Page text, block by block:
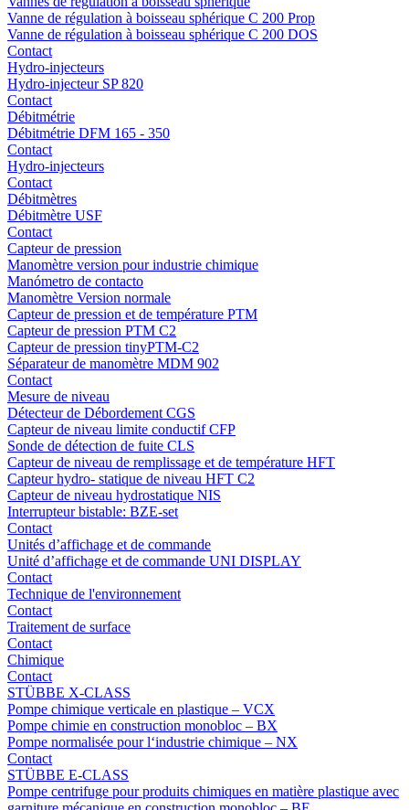
Vanne de régulation à boisseau sphérique C 200 Prop
Vanne de régulation à boisseau sphérique C 200 DOS
Contact
Hydro-injecteurs
Hydro-injecteur SP 820
Contact
Débitmétrie
Débitmétrie DFM 165 - 350
Contact
Hydro-injecteurs
Contact
Débitmètres
Débitmètre USF
Contact
Capteur de pression
Manomètre version pour industrie chimique
Manómetro de contacto
Manomètre Version normale
Capteur de pression et de température PTM
Capteur de pression PTM C2
Capteur de pression tinyPTM-C2
Séparateur de manomètre MDM 902
Contact
Mesure de niveau
Détecteur de Débordement CGS
Capteur de niveau limite conductif CFP
Sonde de détection de fuite CLS
Capteur de niveau de remplissage et de température HFT
Capteur hydro- statique de niveau HFT C2
Capteur de niveau hydrostatique NIS
Interrupteur bistable: BZE-set
Contact
Unités d’affichage et de commande
Unité d’affichage et de commande UNI DISPLAY
Contact
Technique de l'environnement
Contact
Traitement de surface
Contact
Chimique
Contact
STÜBBE X-CLASS
Pompe chimique verticale en plastique – VCX
Pompe chimie en construction monobloc – BX
Pompe normalisée pour l‘industrie chimique – NX
Contact
STÜBBE E-CLASS
Pompe centrifuge pour produits chimiques en matière plastique avec